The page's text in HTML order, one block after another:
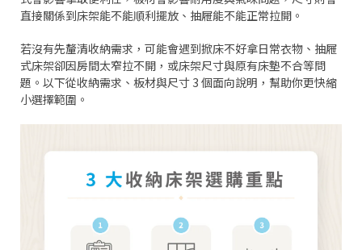
直接關係到床架能不能順利擺放、抽屜能不能正常拉開。
若沒有先釐清收納需求，可能會遇到掀床不好拿日常衣物、抽屜
式床架卻因房間太窄拉不開，或床架尺寸與原有床墊不合等問
題。以下從收納需求、板材與尺寸 3 個面向說明，幫助你更快縮
小選擇範圍。